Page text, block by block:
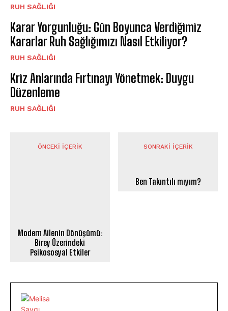
⁠RUH SAĞLIĞI
Karar Yorgunluğu: Gün Boyunca Verdiğimiz
Kararlar Ruh Sağlığımızı Nasıl Etkiliyor?
⁠RUH SAĞLIĞI
Kriz Anlarında Fırtınayı Yönetmek: Duygu
Düzenleme
⁠RUH SAĞLIĞI
ÖNCEKI İÇERIK
Modern Ailenin Dönüşümü:
Birey Üzerindeki
Psikososyal Etkiler
SONRAKI İÇERIK
Ben Takıntılı mıyım?